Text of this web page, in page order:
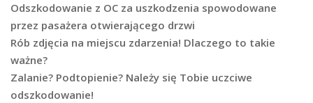
Odszkodowanie z OC za uszkodzenia spowodowane
przez pasażera otwierającego drzwi
Rób zdjęcia na miejscu zdarzenia! Dlaczego to takie
ważne?
Zalanie? Podtopienie? Należy się Tobie uczciwe
odszkodowanie!